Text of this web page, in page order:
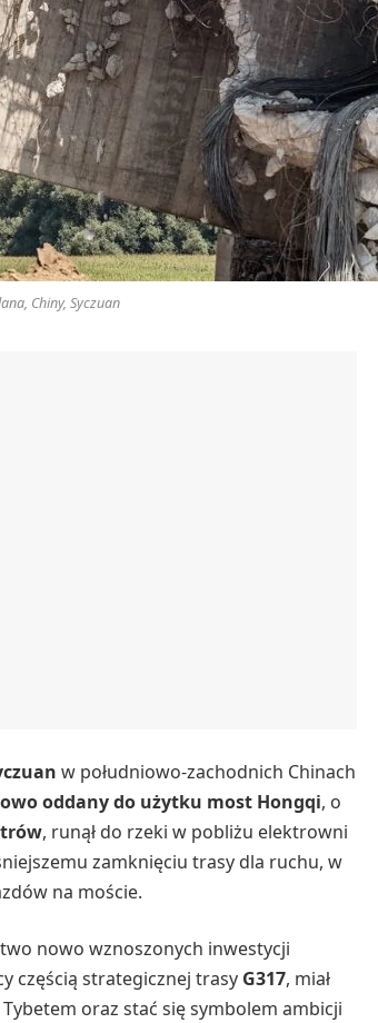
Chiny, Syczuan
w południowo-zachodnich Chinach
oddany do użytku most Hongqi, o
, runął do rzeki w pobliżu elektrowni
zamknięciu trasy dla ruchu, w
na moście.
nowo wznoszonych inwestycji
częścią strategicznej trasy G317, miał
oraz stać się symbolem ambicji